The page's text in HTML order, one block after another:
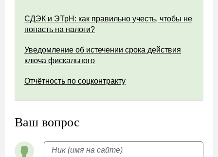
СДЭК и ЭТрН: как правильно учесть, чтобы не
попасть на налоги?
Уведомление об истечении срока действия
ключа фискального
Отчётность по соцконтракту
Ваш вопрос